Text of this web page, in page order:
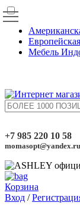
Мебель
+7 985 220 10 58
momasopt@yandex.ru
Корзина
Вход /